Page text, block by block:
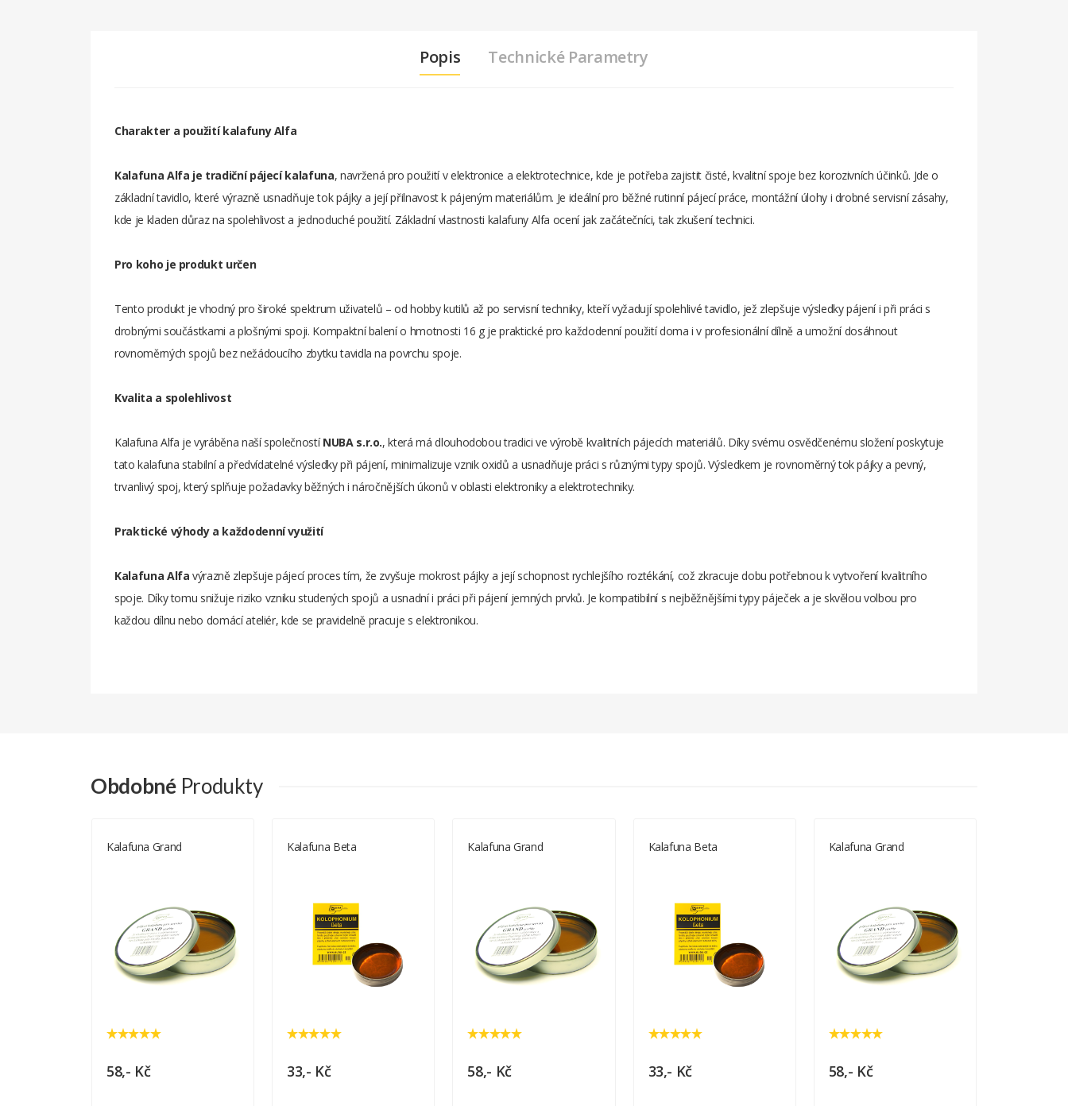
Popis Technické Parametry
Charakter a použití kalafuny Alfa
Kalafuna Alfa je tradiční pájecí kalafuna, navržená pro použití v elektronice a elektrotechnice, kde je potřeba zajistit čisté, kvalitní spoje bez korozivních účinků. Jde o
základní tavidlo, které výrazně usnadňuje tok pájky a její přilnavost k pájeným materiálům. Je ideální pro běžné rutinní pájecí práce, montážní úlohy i drobné servisní zásahy,
kde je kladen důraz na spolehlivost a jednoduché použití. Základní vlastnosti kalafuny Alfa ocení jak začátečníci, tak zkušení technici.
Pro koho je produkt určen
Tento produkt je vhodný pro široké spektrum uživatelů – od hobby kutilů až po servisní techniky, kteří vyžadují spolehlivé tavidlo, jež zlepšuje výsledky pájení i při práci s
drobnými součástkami a plošnými spoji. Kompaktní balení o hmotnosti 16 g je praktické pro každodenní použití doma i v profesionální dílně a umožní dosáhnout
rovnoměrných spojů bez nežádoucího zbytku tavidla na povrchu spoje.
Kvalita a spolehlivost
Kalafuna Alfa je vyráběna naší společnostíNUBA s.r.o., která má dlouhodobou tradici ve výrobě kvalitních pájecích materiálů. Díky svému osvědčenému složení poskytuje
tato kalafuna stabilní a předvídatelné výsledky při pájení, minimalizuje vznik oxidů a usnadňuje práci s různými typy spojů. Výsledkem je rovnoměrný tok pájky a pevný,
trvanlivý spoj, který splňuje požadavky běžných i náročnějších úkonů v oblasti elektroniky a elektrotechniky.
Praktické výhody a každodenní využití
Kalafuna Alfa výrazně zlepšuje pájecí proces tím, že zvyšuje mokrost pájky a její schopnost rychlejšího roztékání, což zkracuje dobu potřebnou k vytvoření kvalitního
spoje. Díky tomu snižuje riziko vzniku studených spojů a usnadní i práci při pájení jemných prvků. Je kompatibilní s nejběžnějšími typy páječek a je skvělou volbou pro
každou dílnu nebo domácí ateliér, kde se pravidelně pracuje s elektronikou.
Obdobné Produkty
Kalafuna Grand
58,- Kč
Kalafuna Beta
33,- Kč
Kalafuna Grand
58,- Kč
Kalafuna Beta
33,- Kč
Kalafuna Grand
58,- Kč